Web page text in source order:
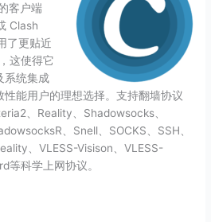
客户端
Clash
了更贴近
这使得它
系统集成
性能用户的理想选择。支持翻墙协议
、Reality、Shadowsocks、
、Snell、SOCKS、SSH、
、VLESS-Visison、VLESS-
等科学上网协议。